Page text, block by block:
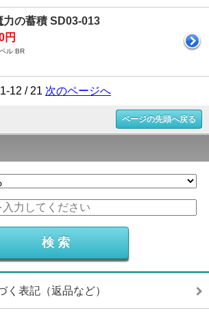
力の蓄積 SD03-013
円
ル BR
1-12 / 21 次のページへ
ページの先頭へ戻る
く表記（返品など）